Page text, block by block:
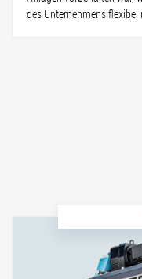
des Unternehmens flexibel